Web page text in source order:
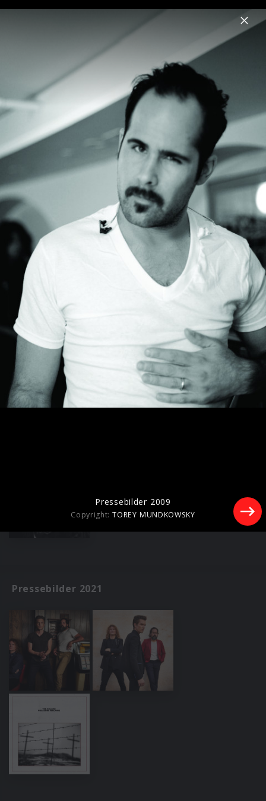
Menu
Home Musik Videos Fotos Biografie
Pressebilder "Rebel Diamonds" (2023)
Pressebilder "Your Side Of Town" 2023
Pressebilder 2021
Pressebilder 2009
Copyright:TOREY MUNDKOWSKY